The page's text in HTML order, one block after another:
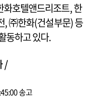
화호텔앤드리조트, 한
, ㈜한화(건설부문) 등
동하고 있다.
/
송고